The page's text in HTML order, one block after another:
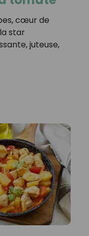
cœur de
star
juteuse,